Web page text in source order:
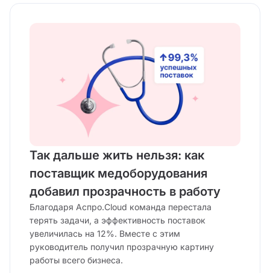
Так дальше жить нельзя: как
поставщик медоборудования
добавил прозрачность в работу
Благодаря Аспро.Cloud команда перестала
терять задачи, а эффективность поставок
увеличилась на 12%. Вместе с этим
руководитель получил прозрачную картину
работы всего бизнеса.